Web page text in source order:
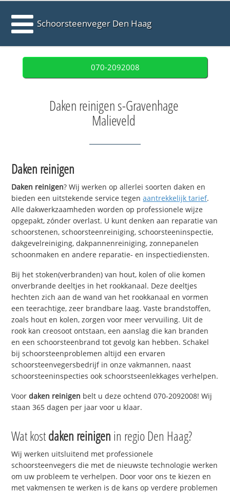
Schoorsteenveger Den Haag
070-2092008
Daken reinigen s-Gravenhage
Malieveld
Daken reinigen
Daken reinigen? Wij werken op allerlei soorten daken en
bieden een uitstekende service tegenaantrekkelijk tarief.
Alle dakwerkzaamheden worden op professionele wijze
opgepakt, zónder overlast. U kunt denken aan reparatie van
schoorstenen, schoorsteenreiniging, schoorsteeninspectie,
dakgevelreiniging, dakpannenreiniging, zonnepanelen
schoonmaken en andere reparatie- en inspectiediensten.
Bij het stoken(verbranden) van hout, kolen of olie komen
onverbrande deeltjes in het rookkanaal. Deze deeltjes
hechten zich aan de wand van het rookkanaal en vormen
een teerachtige, zeer brandbare laag. Vaste brandstoffen,
zoals hout en kolen, zorgen voor meer vervuiling. Uit de
rook kan creosoot ontstaan, een aanslag die kan branden
en een schoorsteenbrand tot gevolg kan hebben. Schakel
bij schoorsteenproblemen altijd een ervaren
schoorsteenvegersbedrijf in onze vakmannen, naast
schoorsteeninspecties ook schoorstseenlekkages verhelpen.
Voordaken reinigen belt u deze ochtend 070-2092008! Wij
staan 365 dagen per jaar voor u klaar.
Wat kostdaken reinigen in regio Den Haag?
Wij werken uitsluitend met professionele
schoorsteenvegers die met de nieuwste technologie werken
om uw probleem te verhelpen. Door voor ons te kiezen en
met vakmensen te werken is de kans op verdere problemen